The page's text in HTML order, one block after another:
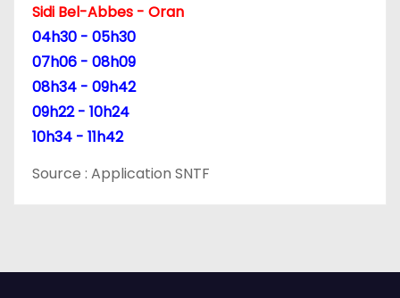
Sidi Bel-Abbes - Oran
04h30 - 05h30
07h06 - 08h09
08h34 - 09h42
09h22 - 10h24
10h34 - 11h42
Source : Application SNTF